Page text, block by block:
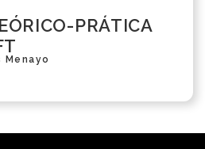
PRÁTICA
Menayo